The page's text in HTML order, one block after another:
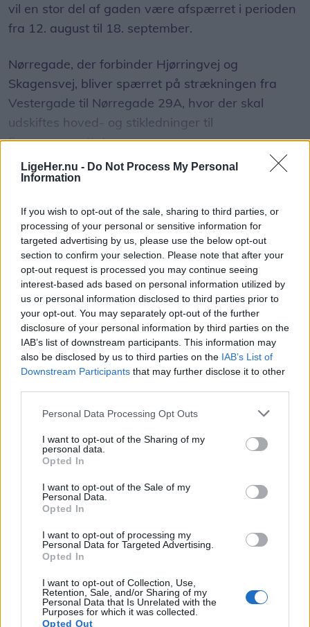
LigeHer.nu - Do Not Process My Personal
Information
If you wish to opt-out of the sale, sharing to third parties, or
processing of your personal or sensitive information for
targeted advertising by us, please use the below opt-out
section to confirm your selection. Please note that after your
opt-out request is processed you may continue seeing
interest-based ads based on personal information utilized by
us or personal information disclosed to third parties prior to
your opt-out. You may separately opt-out of the further
disclosure of your personal information by third parties on the
IAB’s list of downstream participants. This information may
also be disclosed by us to third parties on the IAB’s List of
Downstream Participants that may further disclose it to other
Personal Data Processing Opt Outs
I want to opt-out of the Sharing of my
personal data.
Opted In
I want to opt-out of the Sale of my
Personal Data.
Opted In
I want to opt-out of processing my
Personal Data for Targeted Advertising.
Opted In
I want to opt-out of Collection, Use,
Retention, Sale, and/or Sharing of my
Personal Data that Is Unrelated with the
Purposes for which it was collected.
Opted Out
vil en stor del af gaden være afspærret i perioden
fra 12. august til 18. september.
Nørregade, der forbinder Hjørringvej og
Skagensvej, bliver spærret på strækningen fra
Vestergade til Nørregade 29A, hvor der skal
udskiftes hoved- og stikledninger til
fjernvarmenettet.
I den seneste tid har Forsyningen opdaget flere
brud i forbindelse med deres termografering af
området, hvorfor de nu har besluttet at udskifte de
ledninger, der viser tegn på utætheder.
- Arbejdet skal være med til at sikre en stabil og
effektiv varmeforsyning til kunderne i området,
siger Nicolai Ellgaard Bechfeldt fra Frederikshavn
Termograferingen giver et præcist overblik over
Events
25 år med Hogwarts: Sidste chance
for at se Harry Potter i biografen
Hans Sejlund
07. august 2026 kl. 06.01
FREDERIKSHAVN: I denne måned er det 25 år